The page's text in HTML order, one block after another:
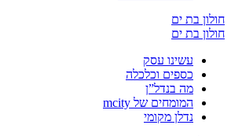
חולון בת ים
חולון בת ים
עשינו עסק
כספים וכלכלה
מה בנדל”ן
המומחים של mcity
נדלן מקומי